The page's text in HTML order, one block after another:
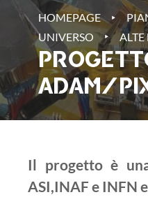
HOMEPAGE ‣
UNIVERSO ‣ ALTE
ADAM/
Il progetto è
ASI,INAF e INFN